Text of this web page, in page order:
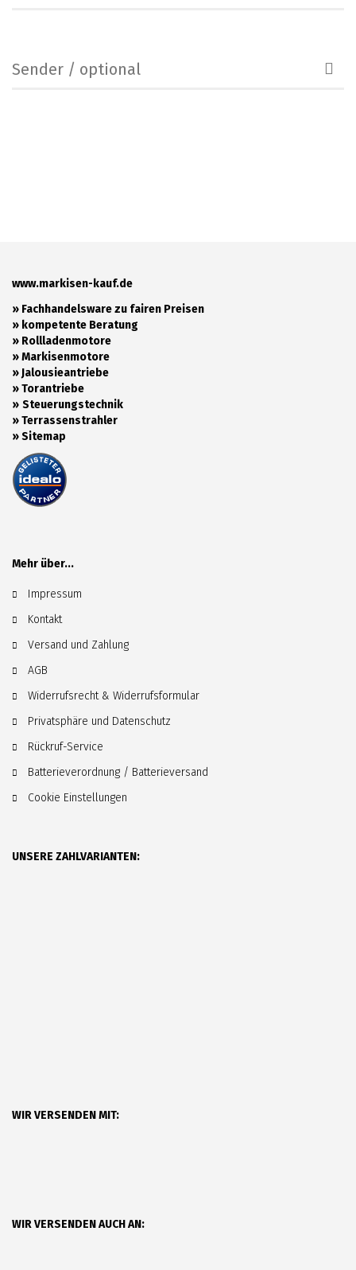
Sender / optional
www.markisen-kauf.de
» Fachhandelsware zu fairen Preisen
» kompetente Beratung
» Rollladenmotore
»Markisenmotore
»Jalousieantriebe
»Torantriebe
» Steuerungstechnik
»Terrassenstrahler
»Sitemap
Mehr über...
Impressum
Kontakt
Versand und Zahlung
AGB
Widerrufsrecht & Widerrufsformular
Privatsphäre und Datenschutz
Rückruf-Service
Batterieverordnung / Batterieversand
Cookie Einstellungen
UNSERE ZAHLVARIANTEN:
WIR VERSENDEN MIT:
WIR VERSENDEN AUCH AN: